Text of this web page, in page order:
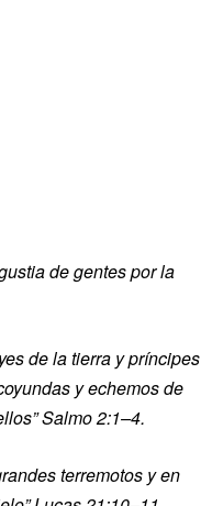
de gentes por la
de la tierra y príncipes
y echemos de
Salmo 2:1–4.
terremotos y en